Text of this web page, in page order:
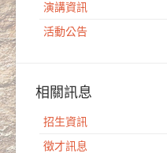
演講資訊
活動公告
相關訊息
招生資訊
徵才訊息